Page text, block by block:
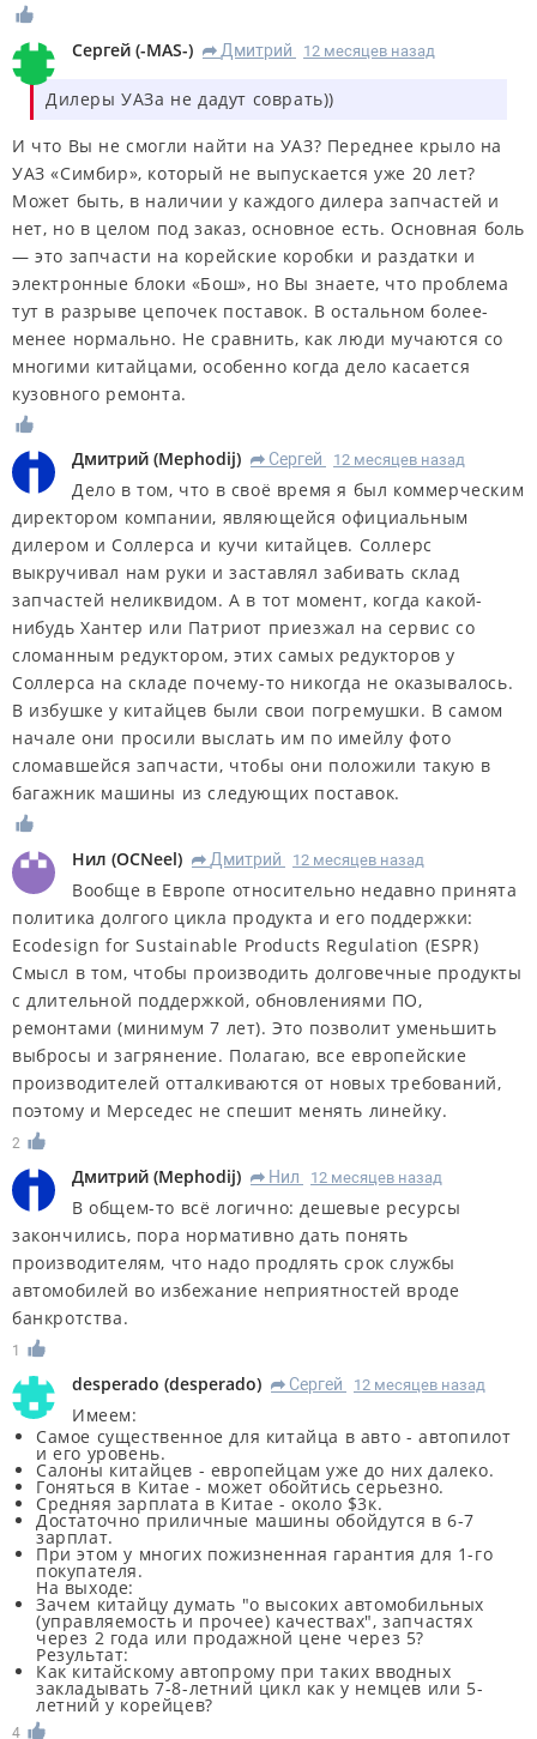
Сергей (-MAS-) R Дмитрий 12 месяцев назад
Дилеры УАЗа не дадут соврать))
И что Вы не смогли найти на УАЗ? Переднее крыло на
УАЗ «Симбир», который не выпускается уже 20 лет?
Может быть, в наличии у каждого дилера запчастей и
нет, но в целом под заказ, основное есть. Основная боль
— это запчасти на корейские коробки и раздатки и
электронные блоки «Бош», но Вы знаете, что проблема
тут в разрыве цепочек поставок. В остальном более-
менее нормально. Не сравнить, как люди мучаются со
многими китайцами, особенно когда дело касается
кузовного ремонта.
Дмитрий (Mephodij) R Сергей 12 месяцев назад
Дело в том, что в своё время я был коммерческим
директором компании, являющейся официальным
дилером и Соллерса и кучи китайцев. Соллерс
выкручивал нам руки и заставлял забивать склад
запчастей неликвидом. А в тот момент, когда какой-
нибудь Хантер или Патриот приезжал на сервис со
сломанным редуктором, этих самых редукторов у
Соллерса на складе почему-то никогда не оказывалось.
В избушке у китайцев были свои погремушки. В самом
начале они просили выслать им по имейлу фото
сломавшейся запчасти, чтобы они положили такую в
багажник машины из следующих поставок.
Нил (OCNeel) R Дмитрий 12 месяцев назад
Вообще в Европе относительно недавно принята
политика долгого цикла продукта и его поддержки:
Ecodesign for Sustainable Products Regulation (ESPR)
Смысл в том, чтобы производить долговечные продукты
с длительной поддержкой, обновлениями ПО,
ремонтами (минимум 7 лет). Это позволит уменьшить
выбросы и загрянение. Полагаю, все европейские
производителей отталкиваются от новых требований,
поэтому и Мерседес не спешит менять линейку.
2
Дмитрий (Mephodij) R Нил 12 месяцев назад
В общем-то всё логично: дешевые ресурсы
закончились, пора нормативно дать понять
производителям, что надо продлять срок службы
автомобилей во избежание неприятностей вроде
банкротства.
1
desperado (desperado) R Сергей 12 месяцев назад
Имеем:
Самое существенное для китайца в авто - автопилот
и его уровень.
Салоны китайцев - европейцам уже до них далеко.
Гоняться в Китае - может обойтись серьезно.
Средняя зарплата в Китае - около $3к.
Достаточно приличные машины обойдутся в 6-7
зарплат.
При этом у многих пожизненная гарантия для 1-го
покупателя.
На выходе:
Зачем китайцу думать "о высоких автомобильных
(управляемость и прочее) качествах", запчастях
через 2 года или продажной цене через 5?
Результат:
Как китайскому автопрому при таких вводных
закладывать 7-8-летний цикл как у немцев или 5-
летний у корейцев?
4